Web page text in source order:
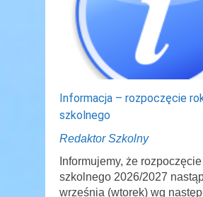
Informacja – rozpoczęcie
szkolnego
Redaktor Szkolny
Informujemy, że
szkolnego 2026/2027
września (wtorek) wg